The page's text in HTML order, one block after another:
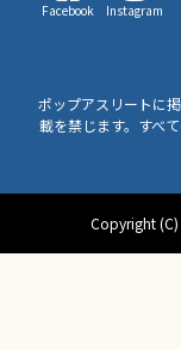
Facebook Instagram
ポップアスリートに
載を禁じます。すべ
Copyright